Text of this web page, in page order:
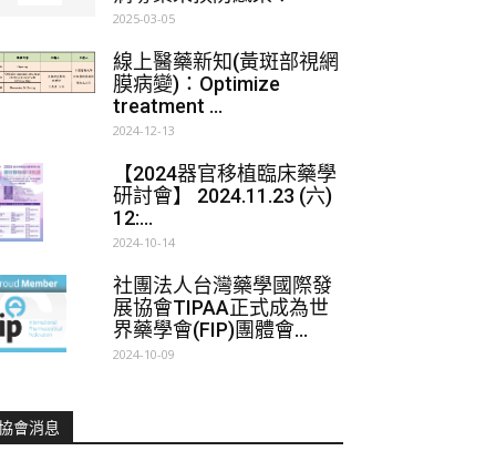
2025-03-05
線上醫藥新知(黃斑部視網
膜病變)：Optimize
treatment ...
2024-12-13
【2024器官移植臨床藥學
研討會】 2024.11.23 (六)
12:...
2024-10-14
社團法人台灣藥學國際發
展協會TIPAA正式成為世
界藥學會(FIP)團體會...
2024-10-09
會消息